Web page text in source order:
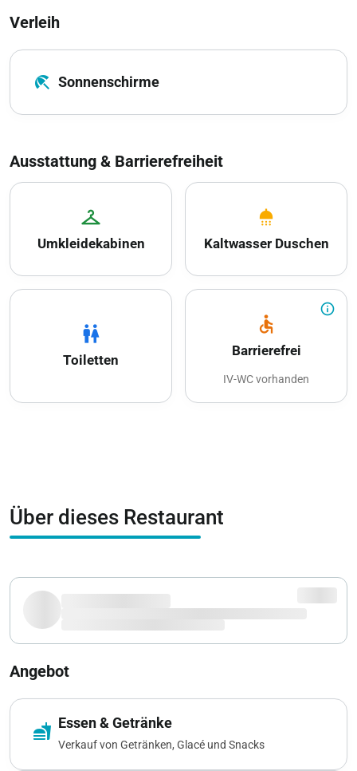
Verleih
beach_access Sonnenschirme
Ausstattung & Barrierefreiheit
checkroom
Umkleidekabinen
shower
Kaltwasser Duschen
wc
Toiletten
info_outline
accessible
Barrierefrei
IV-WC vorhanden
Über dieses Restaurant
Angebot
fastfood Essen & Getränke
Verkauf von Getränken, Glacé und Snacks